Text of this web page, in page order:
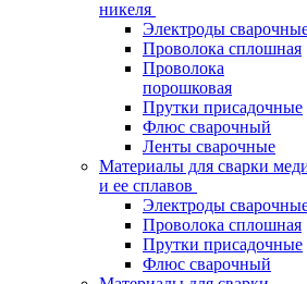
никеля
Электроды
Проволока сплошная
Проволока
порошковая
Прутки присадочные
Флюс сварочный
Ленты сварочные
Материалы для сварки
и ее сплавов
Электроды
Проволока сплошная
Прутки присадочные
Флюс сварочный